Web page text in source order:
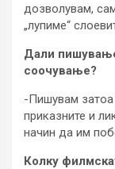
дозволувам,
„лупиме“
Дали
соочување?
-Пишувам затоа
приказните и
начин да им
Колку